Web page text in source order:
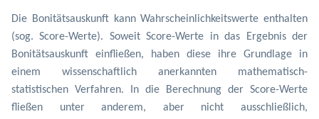
Die Bonitätsauskunft kann Wahrscheinlichkeitswerte enthalten
(sog. Score-Werte). Soweit Score-Werte in das Ergebnis der
Bonitätsauskunft einfließen, haben diese ihre Grundlage in
einem wissenschaftlich anerkannten mathematisch-
statistischen Verfahren. In die Berechnung der Score-Werte
fließen unter anderem, aber nicht ausschließlich,